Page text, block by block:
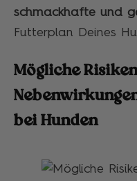
schmackhafte und
Futterplan Deines
Mögliche
bei Hunden